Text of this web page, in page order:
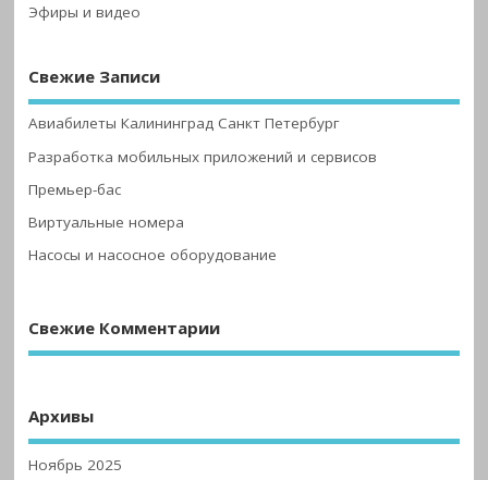
Эфиры и видео
Свежие Записи
Авиабилеты Калининград Санкт Петербург
Разработка мобильных приложений и сервисов
Премьер-бас
Виртуальные номера
Насосы и насосное оборудование
Свежие Комментарии
Архивы
Ноябрь 2025